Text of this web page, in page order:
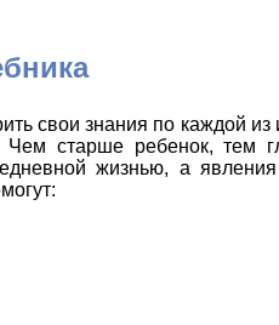
свои знания по каждой
старше ребенок, тем
жизнью, а